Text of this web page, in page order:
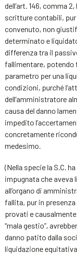
dell’art. 146, comma
scritture contabili, pur
convenuto, non
determinato e
differenza tra il
fallimentare, potendo
parametro per una
condizioni, purché
dell’amministratore
causa del danno
impedito
concretamente
medesimo.
(Nella specie la S.C.
impugnata che
all’organo di
fallita, pur in
provati e
“mala gestio”,
danno patito dalla
liquidazione